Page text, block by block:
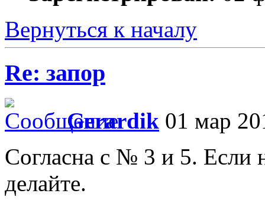
Вернуться к началу
Re: запор
Gerardik 01 мар
Согласна с № 3 и 5. Если
делайте.